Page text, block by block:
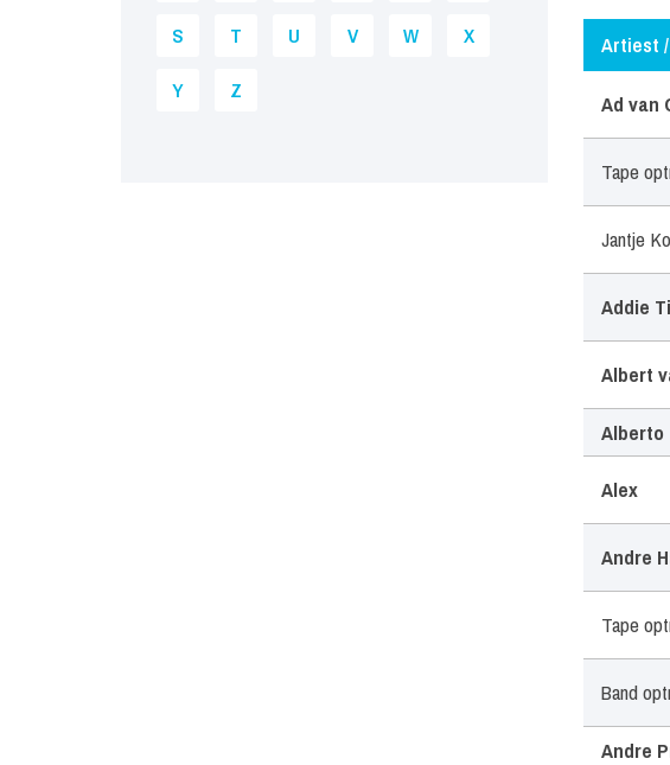
S
T U V W
X
Y
Z
Artiest
Ad van
Tape
Jantje
Addie
Albert
Alberto
Alex
Andre
Tape
Band
Andre